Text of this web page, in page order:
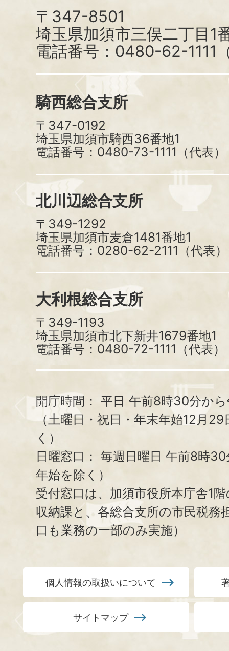
〒347-8501
埼玉県加須市三俣二丁目1
電話番号：0480-62-1111
騎西総合支所
〒347-0192
埼玉県加須市騎西36番地1
電話番号：0480-73-1111（代表）
北川辺総合支所
〒349-1292
埼玉県加須市麦倉1481番地1
電話番号：0280-62-2111（代表）
大利根総合支所
〒349-1193
埼玉県加須市北下新井1679番地1
電話番号：0480-72-1111（代表）
開庁時間： 平日 午前8時30分か
（土曜日・祝日・年末年始12月
く）
日曜窓口： 毎週日曜日 午前8時
年始を除く）
受付窓口は、加須市役所本庁舎1
収納課と、 各総合支所の市民税務
口も業務の一部のみ実施）
個人情報の取扱いについて
サイトマップ